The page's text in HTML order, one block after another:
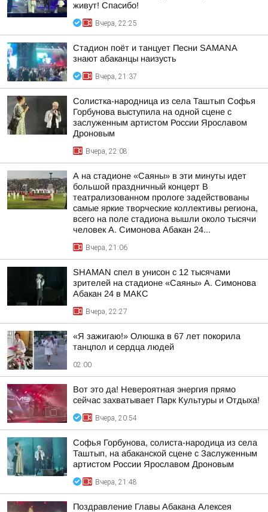
живут! Спасибо!
Вчера, 22:25
Стадион поёт и танцует Песни SAMANA
знают абаканцы наизусть
Вчера, 21:37
Солистка-народница из села Таштып Софья
Горбунова выступила на одной сцене с
заслуженным артистом России Ярославом
Дроновым
Вчера, 22:08
А на стадионе «Саяны» в эти минуты идет
большой праздничный концерт В
театрализованном прологе задействованы
самые яркие творческие коллективы региона,
всего на поле стадиона вышли около тысячи
человек А. Симонова Абакан 24...
Вчера, 21:06
SHAMAN спел в унисон с 12 тысячами
зрителей на стадионе «Саяны» А. Симонова
Абакан 24 в МАКС
Вчера, 22:27
«Я зажигаю!» Олюшка в 67 лет покорила
танцпол и сердца людей
02:00
Вот это да! Невероятная энергия прямо
сейчас захватывает Парк Культуры и Отдыха!
Вчера, 20:54
Софья Горбунова, солиста-народица из села
Таштып, на абаканской сцене с Заслуженным
артистом России Ярославом Дроновым
Вчера, 21:48
Поздравление Главы Абакана Алексея